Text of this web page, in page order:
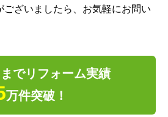
ございましたら、お気軽にお問い
でリフォーム実績
万件突破！